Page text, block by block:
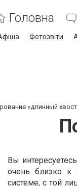
Головна
Фотозвіти
«длинный
Вы
очень близко к
системе, с той